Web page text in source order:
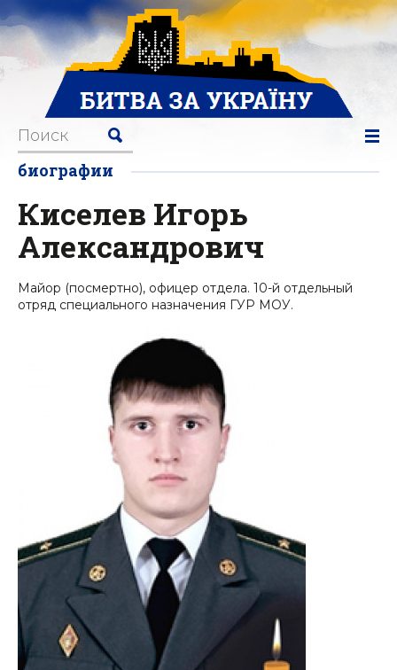
биографии
Киселев Игорь
Александрович
Майор (посмертно), офицер отдела. 10-й отдельный
отряд специального назначения ГУР МОУ.